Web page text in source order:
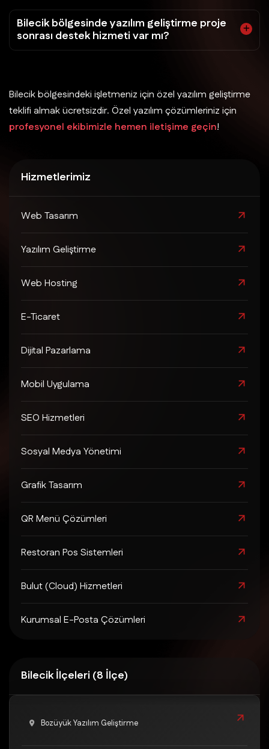
Bilecik bölgesinde yazılım geliştirme proje
sonrası destek hizmeti var mı?
Bilecik bölgesindeki işletmeniz için özel yazılım geliştirme
teklifi almak ücretsizdir. Özel yazılım çözümleriniz için
profesyonel ekibimizle hemen iletişime geçin!
Hizmetlerimiz
Web Tasarım
Yazılım Geliştirme
Web Hosting
E-Ticaret
Dijital Pazarlama
Mobil Uygulama
SEO Hizmetleri
Sosyal Medya Yönetimi
Grafik Tasarım
QR Menü Çözümleri
Restoran Pos Sistemleri
Bulut (Cloud) Hizmetleri
Kurumsal E-Posta Çözümleri
Bilecik İlçeleri (8 İlçe)
Bozüyük Yazılım Geliştirme